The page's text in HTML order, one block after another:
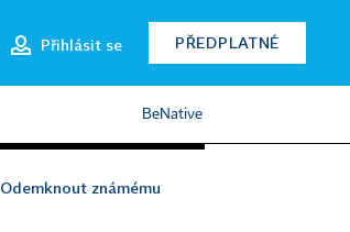
Přihlásit se PŘEDPLATNÉ
BeNative
Odemknout známému